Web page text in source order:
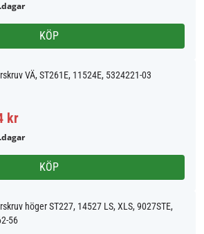
KÖP
VÄ, ST261E, 11524E, 5324221-03
kr
KÖP
höger ST227, 14527 LS, XLS, 9027STE,
56